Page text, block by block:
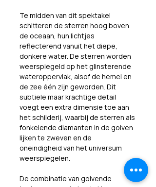
Te midden van dit spektakel
schitteren de sterren hoog boven
de oceaan, hun lichtjes
reflecterend vanuit het diepe,
donkere water. De sterren worden
weerspiegeld op het glinsterende
wateroppervlak, alsof de hemel en
de zee één zijn geworden. Dit
subtiele maar krachtige detail
voegt een extra dimensie toe aan
het schilderij, waarbij de sterren als
fonkelende diamanten in de golven
lijken te zweven en de
oneindigheid van het universum
weerspiegelen.
De combinatie van golvende